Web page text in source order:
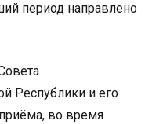
период направлено
Республики и его
во время